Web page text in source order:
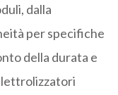
dalla
per specifiche
della durata e